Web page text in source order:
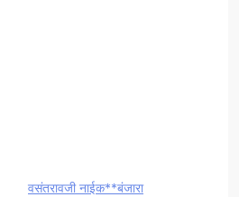
वसंतरावजी नाईक**बंजारा